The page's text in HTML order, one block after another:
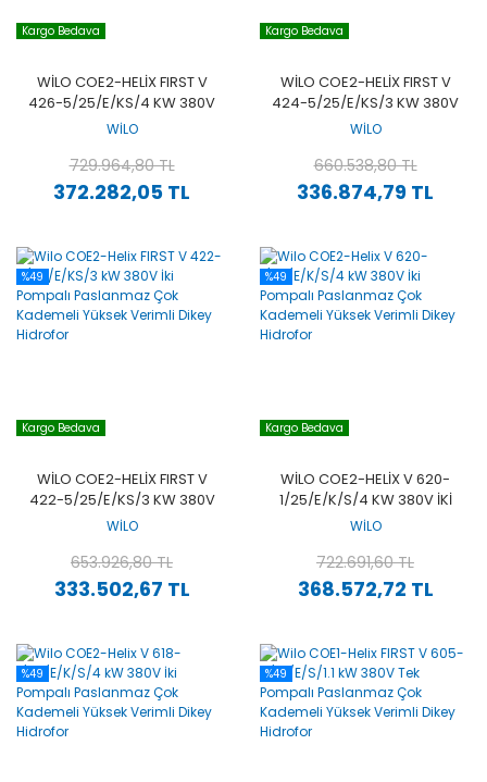
Kargo Bedava
WILO COE2-HELIX FIRST V
426-5/25/E/KS/4 KW 380V
İKI POMPALI PASLANMAZ
VERIMLI DIKEY HIDROFOR
WİLO
372.282,05 TL
729.964,80 TL
Kargo Bedava
WILO COE2-HELIX FIRST V
424-5/25/E/KS/3 KW 380V
İKI POMPALI PASLANMAZ
VERIMLI DIKEY HIDROFOR
WİLO
336.874,79 TL
660.538,80 TL
%49
Kargo Bedava
WILO COE2-HELIX FIRST V
422-5/25/E/KS/3 KW 380V
İKI POMPALI PASLANMAZ
VERIMLI DIKEY HIDROFOR
WİLO
333.502,67 TL
653.926,80 TL
%49
Kargo Bedava
WILO COE2-HELIX V 620-
1/25/E/K/S/4 KW 380V İKI
POMPALI PASLANMAZ ÇOK
DIKEY HIDROFOR
WİLO
368.572,72 TL
722.691,60 TL
%49 %49